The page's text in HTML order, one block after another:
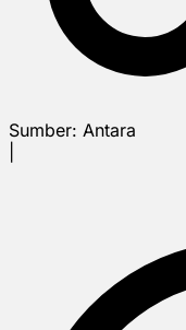
Sumber: Antara